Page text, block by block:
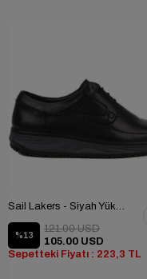
Sail Lakers - Siyah Yüksek Taban Günlük Ayakkabı
%13
105.00 USD
121.00 USD
Sepetteki Fiyatı : 223,3 TL